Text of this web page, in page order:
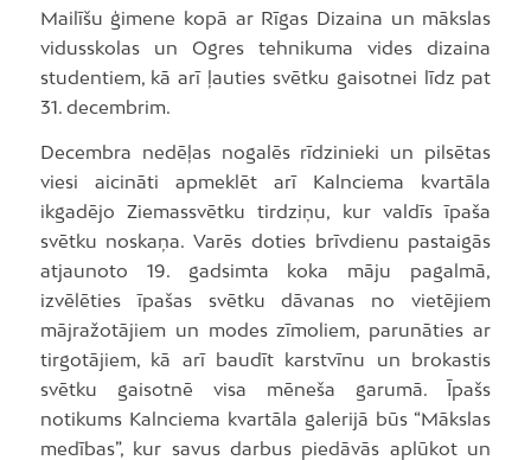
Mailīšu ģimene kopā ar Rīgas Dizaina un mākslas
vidusskolas un Ogres tehnikuma vides dizaina
studentiem, kā arī ļauties svētku gaisotnei līdz pat
31. decembrim.
Decembra nedēļas nogalēs rīdzinieki un pilsētas
viesi aicināti apmeklēt arī Kalnciema kvartāla
ikgadējo Ziemassvētku tirdziņu, kur valdīs īpaša
svētku noskaņa. Varēs doties brīvdienu pastaigās
atjaunoto 19. gadsimta koka māju pagalmā,
izvēlēties īpašas svētku dāvanas no vietējiem
mājražotājiem un modes zīmoliem, parunāties ar
tirgotājiem, kā arī baudīt karstvīnu un brokastis
svētku gaisotnē visa mēneša garumā. Īpašs
notikums Kalnciema kvartāla galerijā būs “Mākslas
medības”, kur savus darbus piedāvās aplūkot un